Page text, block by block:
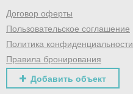
Договор оферты
Пользовательское соглашение
Политика конфиденциальности
Правила бронирования
Добавить объект